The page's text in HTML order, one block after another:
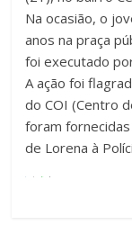
Na ocasião, o
anos na praça
foi executado
A ação foi
do COI (Centro
foram
de Lorena à